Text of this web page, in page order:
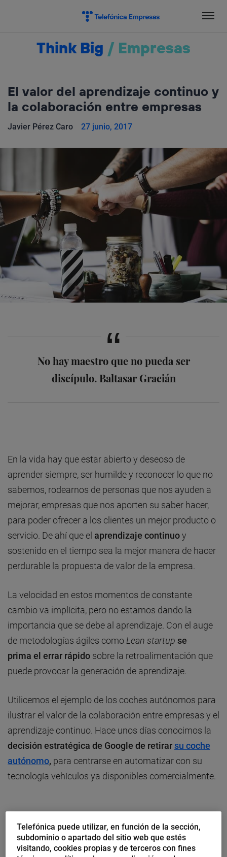
Think Big / Empresas
El valor del aprendizaje continuo y
la colaboración entre empresas
Javier Pérez Caro 27 junio, 2017
No hay maestro que no pueda ser
discípulo. Baltasar Gracián
En la vida hay que estar abierto y deseoso de
aprender siempre, ser humilde y reconocer lo que no
sabemos, rodearnos de personas que nos ayuden a
mejorar, empresas que nos aporten su saber hacer,
para poder ofrecer a los clientes un mejor producto o
servicio. De ahí que el aprendizaje continuoy
sostenido en el tiempo sea la mejor manera de hacer
perdurable la propuesta de valor de la empresa.
La velocidad en estos momentos de constante
cambio va implícita, pero no estamos dando la
importancia que se debe al aprendizaje. Con el auge
de metodologías ágiles como Lean startup se
prima el errar rápido sobre la retroalimentación que
puede provocar la generación de aprendizaje.
Utilicemos el ejemplo de los coches autónomos para
ilustrar el valor de la colaboración entre empresas y el
aprendizaje continuo. Hace unos días conocimos la
decisión estratégica de Google de retirarsu coche
autónomo, para centrarse en automatizar con su
tecnología vehículos ya disponibles comercialmente.
Telefónica puede utilizar, en función de la sección,
subdominio o apartado del sitio web que estés
visitando, cookies propias y de terceros con fines